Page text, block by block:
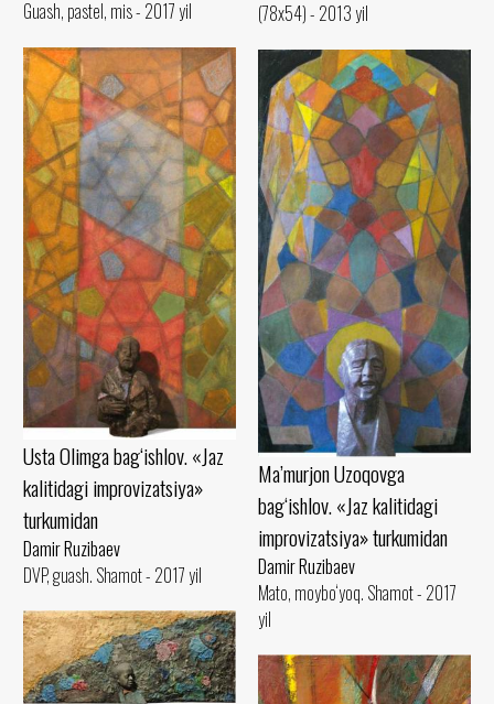
(78x54) - 2013 yil
Guash, pastel, mis - 2017 yil
Usta Olimga bag‘ishlov. «Jaz
kalitidagi improvizatsiya»
turkumidan
Damir Ruzibaev
DVP, guash. Shamot - 2017 yil
Ma’murjon Uzoqovga
bag‘ishlov. «Jaz kalitidagi
improvizatsiya» turkumidan
Damir Ruzibaev
Mato, moybo‘yoq. Shamot - 2017
yil